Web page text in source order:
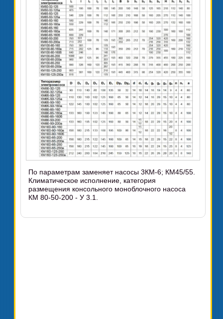
По параметрам заменяет насосы 3КМ-6; КМ45/55.
Климатическое исполнение, категория
размещения консольного моноблочного насоса
КМ 80-50-200 - У 3.1.